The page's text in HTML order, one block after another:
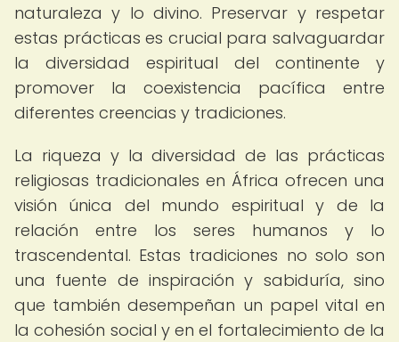
naturaleza y lo divino. Preservar y respetar
estas prácticas es crucial para salvaguardar
la diversidad espiritual del continente y
promover la coexistencia pacífica entre
diferentes creencias y tradiciones.
La riqueza y la diversidad de las prácticas
religiosas tradicionales en África ofrecen una
visión única del mundo espiritual y de la
relación entre los seres humanos y lo
trascendental. Estas tradiciones no solo son
una fuente de inspiración y sabiduría, sino
que también desempeñan un papel vital en
la cohesión social y en el fortalecimiento de la